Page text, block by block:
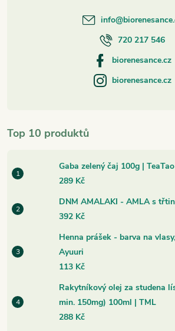
Top 10 produktů
Gaba zelený čaj 100g | TeaTao
289 Kč
DNM AMALAKI - AMLA s
392 Kč
Henna prášek - barva na
Ayuuri
113 Kč
Rakytníkový olej za studena
min. 150mg) 100ml | TML
288 Kč
info@
720 217 546
biorenesance.cz
biorenesance.cz